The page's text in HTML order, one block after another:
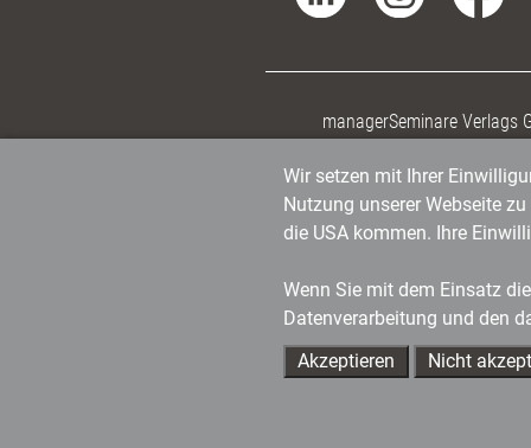
managerSeminare Verlags
Wir setzen mit Ihrer
Nutzung unserer Webseite
die USA kommen. Ihre
Wenn Sie mit dem Einsatz
Datenverarbeitung und den
Akzeptieren
Nicht